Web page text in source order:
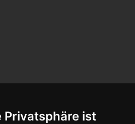
Privatsphäre ist